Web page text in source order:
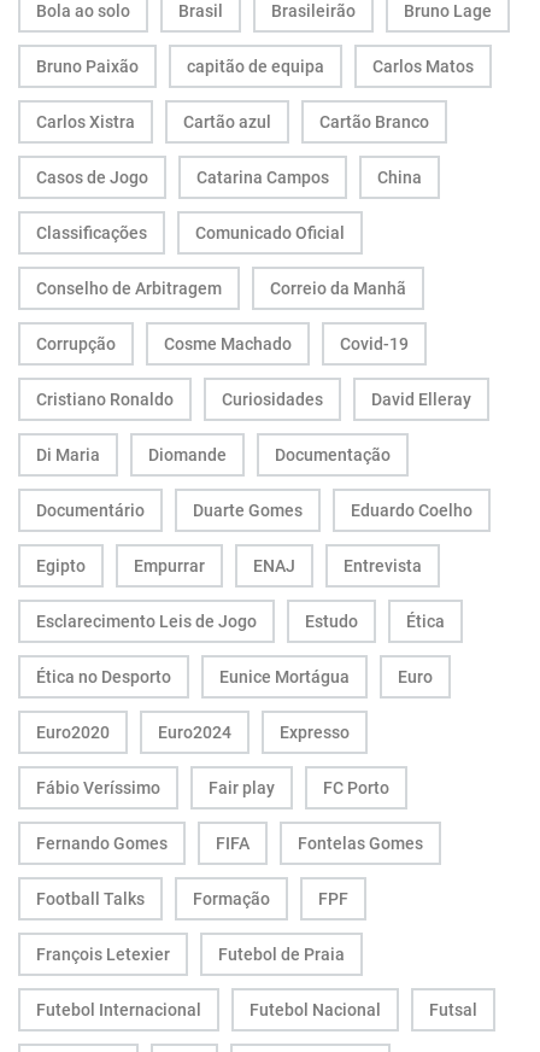
Bola ao solo Brasil Brasileirão Bruno Lage
Bruno Paixão capitão de equipa Carlos Matos
Carlos Xistra Cartão azul Cartão Branco
Casos de Jogo Catarina Campos China
Classificações Comunicado Oficial
Conselho de Arbitragem Correio da Manhã
Corrupção Cosme Machado Covid-19
Cristiano Ronaldo Curiosidades David Elleray
Di Maria Diomande Documentação
Documentário Duarte Gomes Eduardo Coelho
Egipto Empurrar ENAJ Entrevista
Esclarecimento Leis de Jogo Estudo Ética
Ética no Desporto Eunice Mortágua Euro
Euro2020 Euro2024 Expresso
Fábio Veríssimo Fair play FC Porto
Fernando Gomes FIFA Fontelas Gomes
Football Talks Formação FPF
François Letexier Futebol de Praia
Futebol Internacional Futebol Nacional Futsal